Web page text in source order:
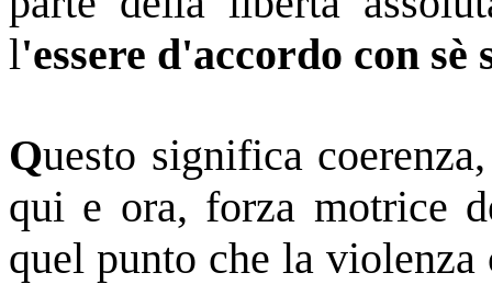
l'essere d'accordo con sè
Questo significa
qui e ora, forza motrice
quel punto che la violenza